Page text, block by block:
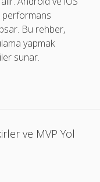
performans
Bu rehber,
yapmak
sunar.
ve MVP Yol